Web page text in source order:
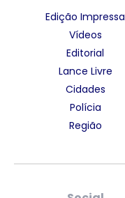
Edição Impressa
Vídeos
Editorial
Lance Livre
Cidades
Polícia
Região